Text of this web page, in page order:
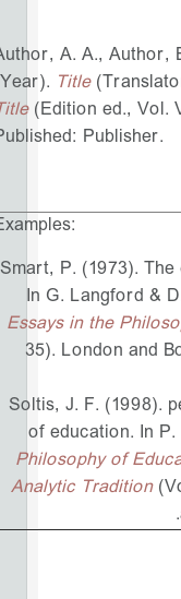
Author, A. A., Author,
(Year).Title
Title(Edition ed., Vol.
Published: Publisher.
Examples:
Smart, P. (1973).
In G. Langford &
Essays in the
35). London and
Soltis, J. F. (1998).
of education. In
Philosophy of
Analytic Tradition